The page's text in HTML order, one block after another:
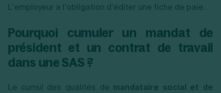
L’employeur a l’obligation d’éditer une fiche de paie.
Pourquoi cumuler un mandat de
président et un contrat de travail
dans une SAS ?
Le cumul des qualités de mandataire social et de